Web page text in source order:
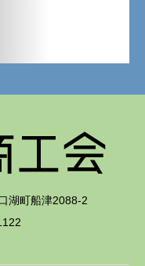
湖町船津2088-2